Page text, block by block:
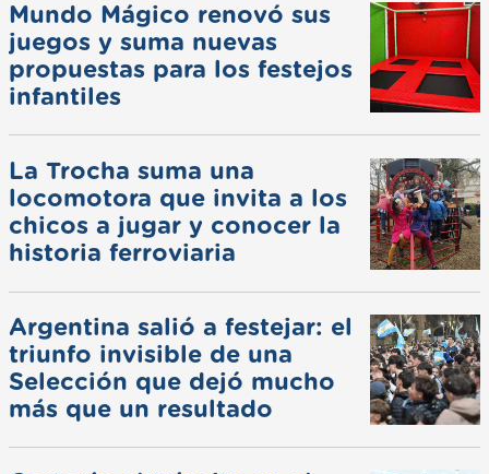
Mundo Mágico renovó sus
juegos y suma nuevas
propuestas para los festejos
infantiles
La Trocha suma una
locomotora que invita a los
chicos a jugar y conocer la
historia ferroviaria
Argentina salió a festejar: el
triunfo invisible de una
Selección que dejó mucho
más que un resultado